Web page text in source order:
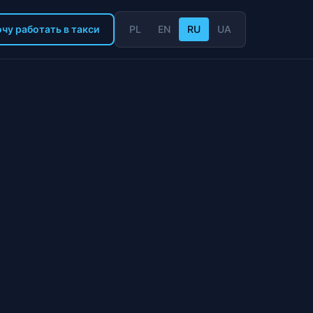
работать в такси PL EN RU UA